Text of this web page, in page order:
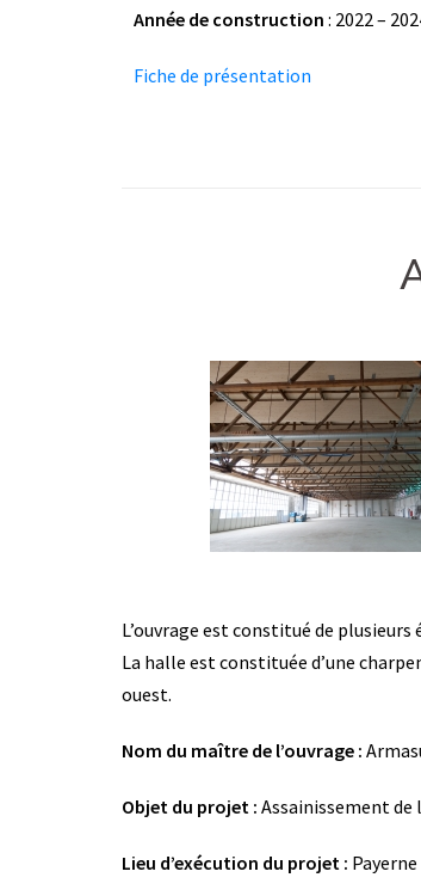
Année de construction : 2022 –
Fiche de présentation
L’ouvrage est constitué de
La halle est constituée d’une
ouest.
Nom du maître de l’ouvrage :
Objet du projet : Assainissement de
Lieu d’exécution du projet : Payerne